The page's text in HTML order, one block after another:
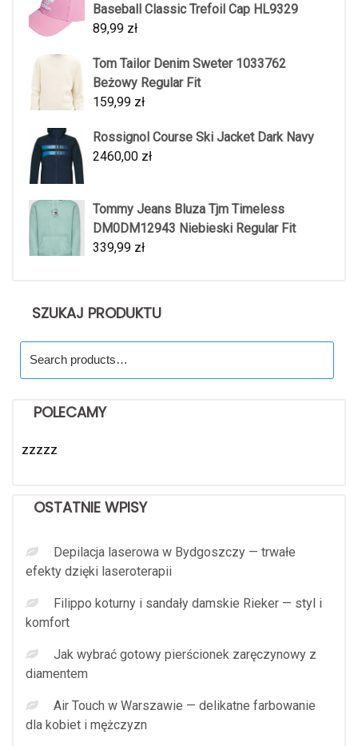
Baseball Classic Trefoil Cap HL9329
89,99 zł
Tom Tailor Denim Sweter 1033762
Beżowy Regular Fit
159,99 zł
Rossignol Course Ski Jacket Dark Navy
2460,00 zł
Tommy Jeans Bluza Tjm Timeless
DM0DM12943 Niebieski Regular Fit
339,99 zł
SZUKAJ PRODUKTU
for:
POLECAMY
zzzzz
OSTATNIE WPISY
Depilacja laserowa w Bydgoszczy — trwałe
efekty dzięki laseroterapii
Filippo koturny i sandały damskie Rieker — styl i
komfort
Jak wybrać gotowy pierścionek zaręczynowy z
diamentem
Air Touch w Warszawie — delikatne farbowanie
dla kobiet i mężczyzn